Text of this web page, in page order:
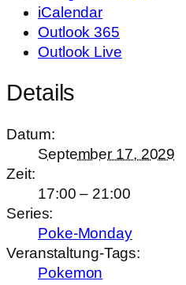
iCalendar
Outlook 365
Outlook Live
Details
Datum:
September 17, 2029
Zeit:
17:00 – 21:00
Series:
Poke-Monday
Veranstaltung-Tags:
Pokemon